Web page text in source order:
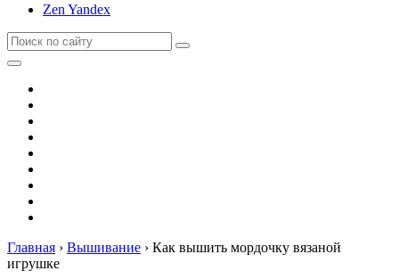
Zen Yandex
Главная › Вышивание › Как вышить мордочку вязаной
игрушке